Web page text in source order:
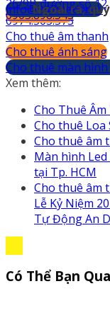
0974.503.573
0903.898.545
info@247media.vn
26/9B đường số
Ngoài ra,
Cho thuê âm thanh
Cho thuê ánh sáng
Cho thuê màn hình
Xem thêm:
Cho Thuê
Cho thuê Loa
Cho thuê âm
Màn hình
tại Tp. HCM
Cho thuê âm
Lễ Kỷ Niệm
Tự Động An
Có Thể Bạn